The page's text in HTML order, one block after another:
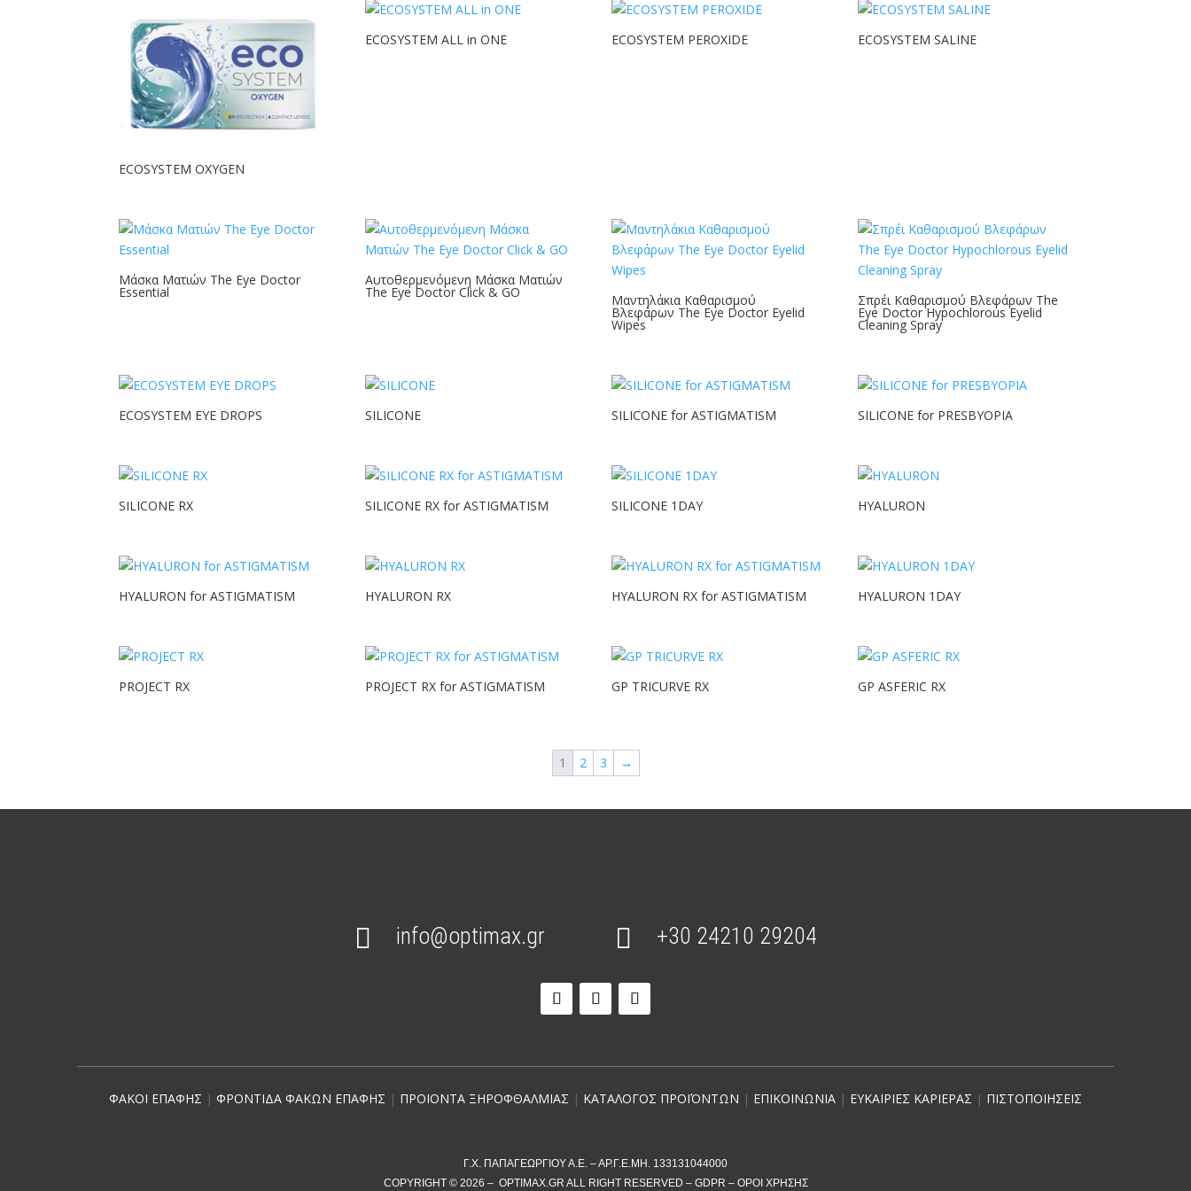
ECOSYSTEM OXYGEN
ECOSYSTEM ALL in ONE ECOSYSTEM PEROXIDE ECOSYSTEM SALINE
Μάσκα Ματιών The Eye Doctor
Essential
Αυτοθερμενόμενη Μάσκα Ματιών
The Eye Doctor Click & GO Μαντηλάκια Καθαρισμού
Βλεφάρων The Eye Doctor Eyelid
Wipes
Σπρέι Καθαρισμού Βλεφάρων The
Eye Doctor Hypochlorous Eyelid
Cleaning Spray
ECOSYSTEM EYE DROPS SILICONE SILICONE for ASTIGMATISM SILICONE for PRESBYOPIA
SILICONE RX SILICONE RX for ASTIGMATISM SILICONE 1DAY HYALURON
HYALURON for ASTIGMATISM HYALURON RX HYALURON RX for ASTIGMATISM HYALURON 1DAY
PROJECT RX PROJECT RX for ASTIGMATISM GP TRICURVE RX GP ASFERIC RX
1 2 3 →
 info@optimax.gr  +30 24210 29204
ΦΑΚΟΙ ΕΠΑΦΗΣ | ΦΡΟΝΤΙΔΑ ΦΑΚΩΝ ΕΠΑΦΗΣ | ΠΡΟΙΟΝΤΑ ΞΗΡΟΦΘΑΛΜΙΑΣ | ΚΑΤΑΛΟΓΟΣ ΠΡΟΪΌΝΤΩΝ | ΕΠΙΚΟΙΝΩΝΙΑ | ΕΥΚΑΙΡΙΕΣ ΚΑΡΙΕΡΑΣ | ΠΙΣΤΟΠΟΙΗΣΕΙΣ
Γ.Χ. ΠΑΠΑΓΕΩΡΓΙΟΥ Α.Ε. – ΑΡ.Γ.Ε.ΜΗ. 133131044000
COPYRIGHT © 2026 – OPTIMAX.GR ALL RIGHT RESERVED – GDPR – ΌΡΟΙ ΧΡΉΣΗΣ